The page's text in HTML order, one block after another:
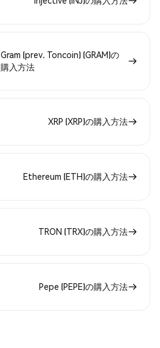
Gram (prev. Toncoin) (GRAM)の
購入方法
XRP (XRP)の購入方法
Ethereum (ETH)の購入方法
TRON (TRX)の購入方法
Pepe (PEPE)の購入方法